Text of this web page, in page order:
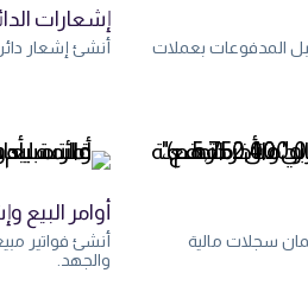
المدفوعات بعملات
إشعارات
أنشئ إشعار
سجلات مالية
أوامر البيع
أنشئ فواتير
والجهد.